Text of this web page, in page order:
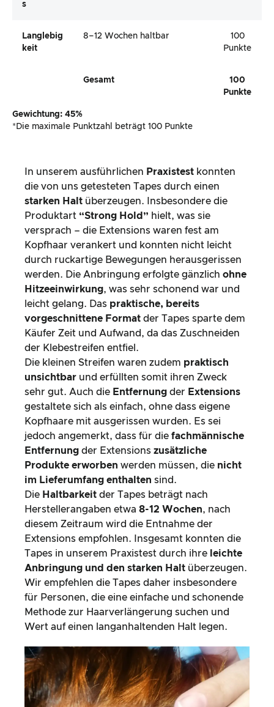
S
Langlebig
Keit
8–12 Wochen haltbar
100
Punkte
Gesamt
100
Punkte
Gewichtung: 45%
*Die maximale Punktzahl beträgt 100 Punkte
In unserem ausführlichen Praxistest konnten
die von uns getesteten Tapes durch einen
starken Halt überzeugen. Insbesondere die
Produktart “Strong Hold” hielt, was sie
versprach – die Extensions waren fest am
Kopfhaar verankert und konnten nicht leicht
durch ruckartige Bewegungen herausgerissen
werden. Die Anbringung erfolgte gänzlich ohne
Hitzeeinwirkung, was sehr schonend war und
leicht gelang. Das praktische, bereits
vorgeschnittene Format der Tapes sparte dem
Käufer Zeit und Aufwand, da das Zuschneiden
der Klebestreifen entfiel.
Die kleinen Streifen waren zudem praktisch
unsichtbar und erfüllten somit ihren Zweck
sehr gut. Auch die Entfernung der Extensions
gestaltete sich als einfach, ohne dass eigene
Kopfhaare mit ausgerissen wurden. Es sei
jedoch angemerkt, dass für die fachmännische
Entfernung der Extensions zusätzliche
Produkte erworben werden müssen, die nicht
im Lieferumfang enthalten sind.
Die Haltbarkeit der Tapes beträgt nach
Herstellerangaben etwa 8-12 Wochen, nach
diesem Zeitraum wird die Entnahme der
Extensions empfohlen. Insgesamt konnten die
Tapes in unserem Praxistest durch ihre leichte
Anbringung und den starken Halt überzeugen.
Wir empfehlen die Tapes daher insbesondere
für Personen, die eine einfache und schonende
Methode zur Haarverlängerung suchen und
Wert auf einen langanhaltenden Halt legen.